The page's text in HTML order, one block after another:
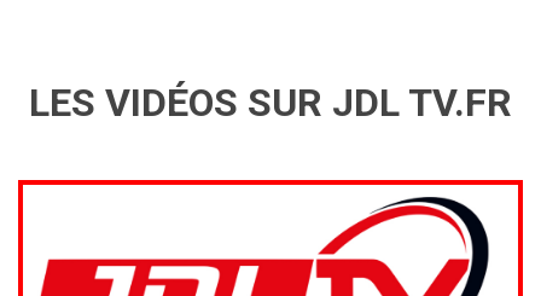
LES VIDÉOS SUR JDL TV.FR